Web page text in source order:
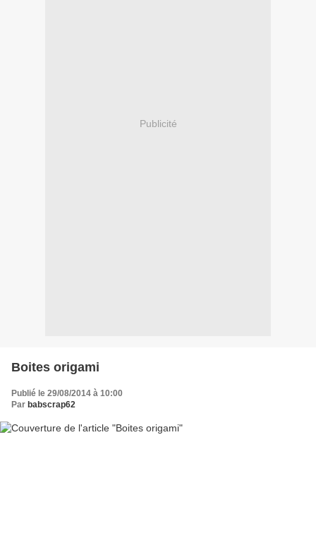
Publicité
Boites origami
Publié le 29/08/2014 à 10:00
Par babscrap62